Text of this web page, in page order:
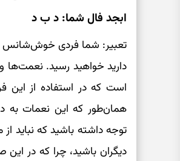
ابجد فال شما: د ب د
تعبیر: شما فردی خوش‌شانس
دارید خواهید رسید. نعمت‌ها
است که در استفاده از این
همان‌طور که این نعمات به
توجه داشته باشید که نباید از
دیگران باشید، چرا که در